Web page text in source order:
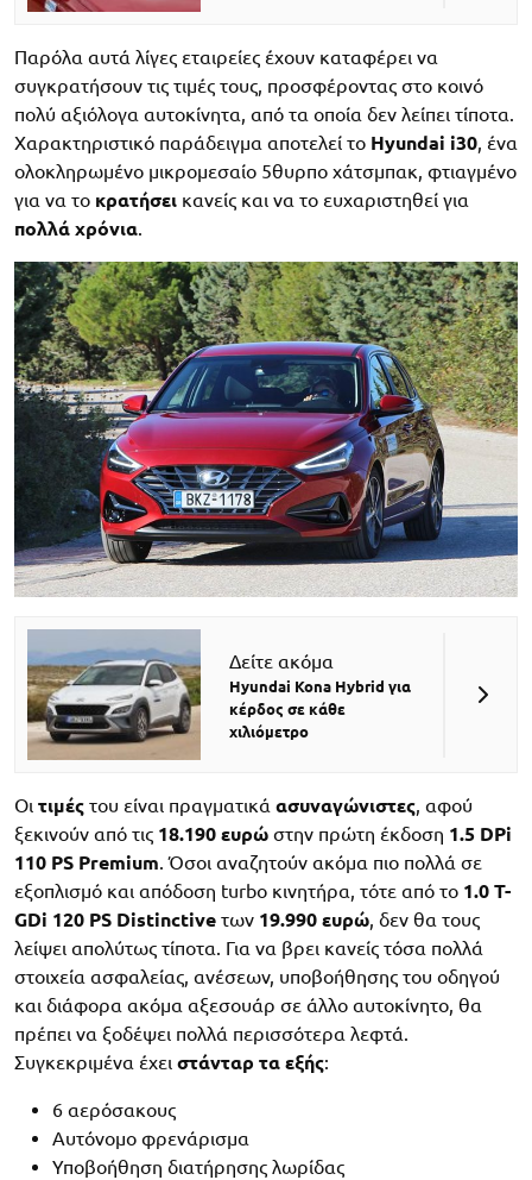
Παρόλα αυτά λίγες εταιρείες έχουν καταφέρει να
συγκρατήσουν τις τιμές τους, προσφέροντας στο κοινό
πολύ αξιόλογα αυτοκίνητα, από τα οποία δεν λείπει τίποτα.
Χαρακτηριστικό παράδειγμα αποτελεί το Hyundai i30 , ένα
ολοκληρωμένο μικρομεσαίο 5θυρπο χάτσμπακ, φτιαγμένο
για να το κρατήσει κανείς και να το ευχαριστηθεί για
πολλά χρόνια
Δείτε ακόμα
Hyundai Kona Hybrid για
κέρδος σε κάθε
χιλιόμετρο
Οι τιμές του είναι πραγματικά ασυναγώνιστες, αφού
ξεκινούν από τις 18.190 ευρώ στην πρώτη έκδοση 1.5 DPi
110 PS Premium. Όσοι αναζητούν ακόμα πιο πολλά σε
εξοπλισμό και απόδοση turbo κινητήρα, τότε από το 1.0 T-
GDi 120 PS Distinctive των 19.990 ευρώ, δεν θα τους
λείψει απολύτως τίποτα. Για να βρει κανείς τόσα πολλά
στοιχεία ασφαλείας, ανέσεων, υποβοήθησης του οδηγού
και διάφορα ακόμα αξεσουάρ σε άλλο αυτοκίνητο, θα
πρέπει να ξοδέψει πολλά περισσότερα λεφτά.
Συγκεκριμένα έχει στάνταρ τα εξής:
6 αερόσακους
Αυτόνομο φρενάρισμα
Υποβοήθηση διατήρησης λωρίδας